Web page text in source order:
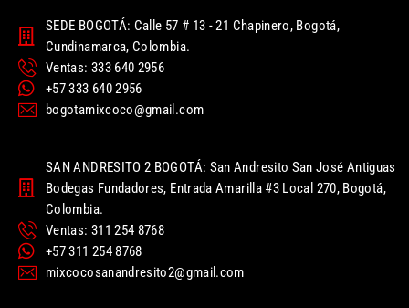
SEDE BOGOTÁ: Calle 57 # 13 - 21 Chapinero, Bogotá,
Cundinamarca, Colombia.
Ventas: 333 640 2956
+57 333 640 2956
bogotamixcoco@gmail.com
SAN ANDRESITO 2 BOGOTÁ: San Andresito San José Antiguas
Bodegas Fundadores, Entrada Amarilla #3 Local 270, Bogotá,
Colombia.
Ventas: 311 254 8768
+57 311 254 8768
mixcocosanandresito2@gmail.com